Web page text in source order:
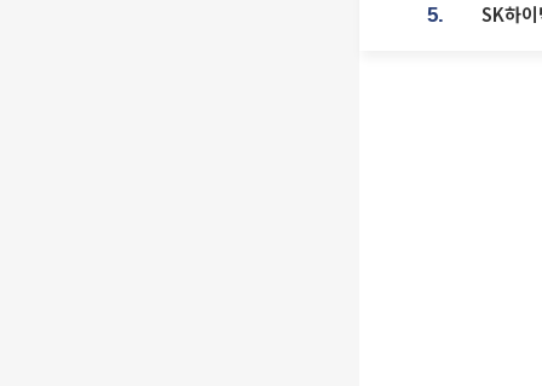
5. SK하